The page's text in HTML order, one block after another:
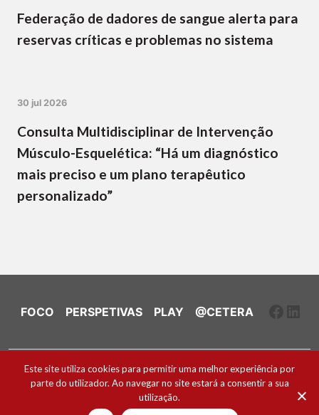
Federação de dadores de sangue alerta para
reservas críticas e problemas no sistema
30 jul 2026
Consulta Multidisciplinar de Intervenção
Músculo-Esquelética: “Há um diagnóstico
mais preciso e um plano terapêutico
personalizado”
FOCO PERSPETIVAS PLAY @CETERA
Ficha Técnica e Estatuto Editorial
Política de Cookies
2026 ® Todos os direitos reservados
Este site utiliza cookies para permitir uma melhor experiência por
parte do utilizador. Ao navegar no site estará a consentir a sua
utilização.